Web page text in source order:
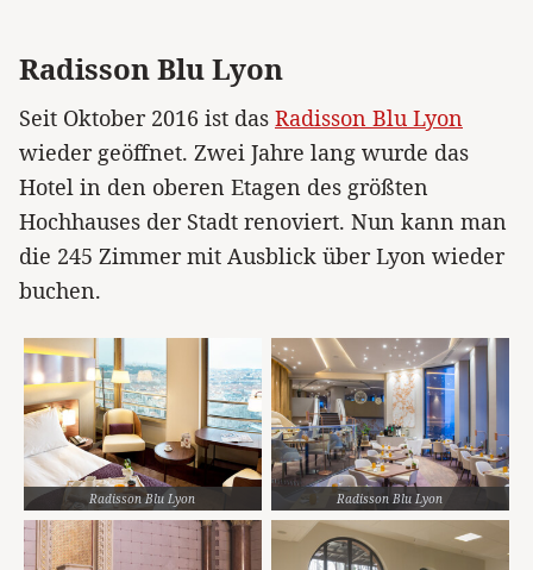
Radisson Blu Lyon
Seit Oktober 2016 ist das Radisson Blu Lyon
wieder geöffnet. Zwei Jahre lang wurde das
Hotel in den oberen Etagen des größten
Hochhauses der Stadt renoviert. Nun kann man
die 245 Zimmer mit Ausblick über Lyon wieder
buchen.
Radisson Blu Lyon Radisson Blu Lyon